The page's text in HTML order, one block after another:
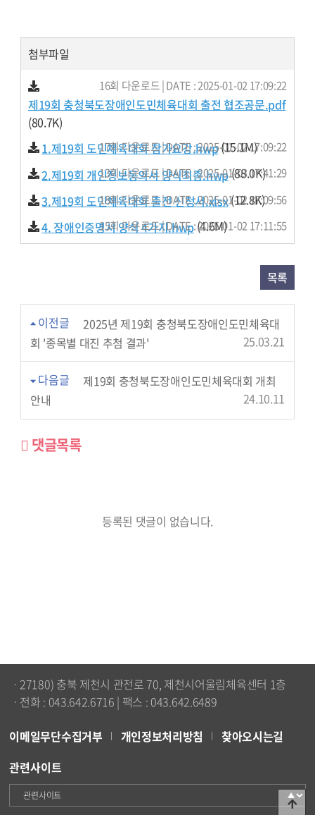
첨부파일
제19회 충청북도장애인도민체육대회 출전 협조공문.pdf
(80.7K)
16회 다운로드 | DATE : 2025-01-02 17:09:22
1.제19회 도민체육대회 참가요강.hwp(15.1M)
17회 다운로드 | DATE : 2025-01-02 17:09:22
2.제19회 개인정보동의서 양식최종.hwp(88.0K)
13회 다운로드 | DATE : 2025-01-03 17:41:29
3.제19회 도민체육대회 출전 신청서.xlsx(12.8K)
18회 다운로드 | DATE : 2025-01-02 17:09:56
4. 장애인증명서 양식 4가지.hwp(4.6M)
15회 다운로드 | DATE : 2025-01-02 17:11:55
목록
이전글
2025년 제19회 충청북도장애인도민체육대
회 '종목별 대진 추첨 결과'
25.03.21
다음글
제19회 충청북도장애인도민체육대회 개최
안내
24.10.11
댓글목록
등록된 댓글이 없습니다.
ㆍ27180) 충북 제천시 관전로 70, 제천시어울림체육센터 1층
ㆍ전화 : 043.642.6716 | 팩스 : 043.642.6489
이메일무단수집거부 개인정보처리방침
찾아오시는길
관련사이트